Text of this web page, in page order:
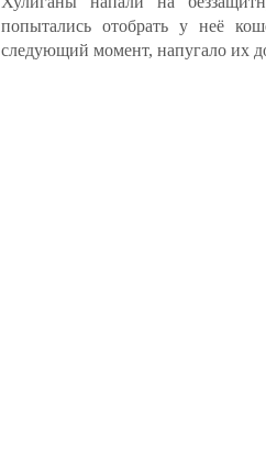
попытались отобрать у неё
следующий момент, напугало их